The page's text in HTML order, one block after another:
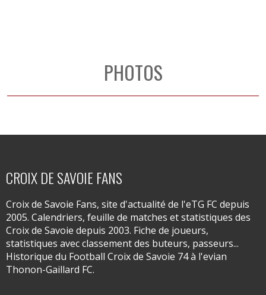
PHOTOS
CROIX DE SAVOIE FANS
Croix de Savoie Fans, site d'actualité de l'eTG FC depuis
2005. Calendriers, feuille de matches et statistiques des
Croix de Savoie depuis 2003. Fiche de joueurs,
statistiques avec classement des buteurs, passeurs...
Historique du Football Croix de Savoie 74 à l'evian
Thonon-Gaillard FC.